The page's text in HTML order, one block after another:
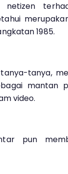
netizen
1985.
tanya,
mantan
video.
pun